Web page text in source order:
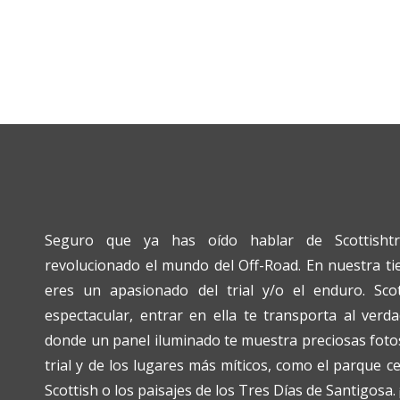
Seguro que ya has oído hablar de
revolucionado el mundo del Off-Road. En nuestra
eres un apasionado del trial y/o el enduro.
espectacular, entrar en ella te transporta al
donde un panel iluminado te muestra preciosas
trial y de los lugares más míticos, como el parque
Scottish o los paisajes de los Tres Días de Santigosa.